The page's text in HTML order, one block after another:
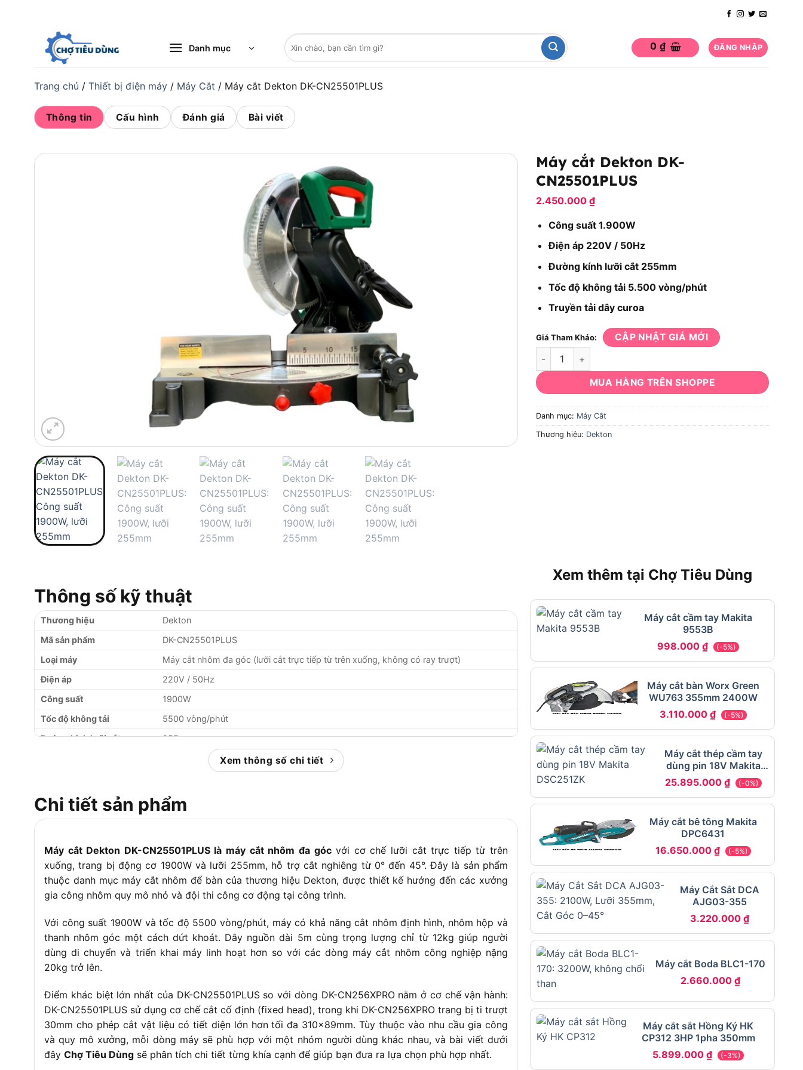
Danh mục
Tìm
kiếm:
0 ₫ ĐĂNG NHẬP
Trang chủ / Thiết bị điện máy / Máy Cắt / Máy cắt Dekton DK-CN25501PLUS
Thông tin Cấu hình Đánh giá Bài viết
Máy cắt Dekton DK-
CN25501PLUS
2.450.000 ₫
Công suất 1.900W
Điện áp 220V / 50Hz
Đường kính lưỡi cắt 255mm
Tốc độ không tải 5.500 vòng/phút
Truyền tải dây curoa
Giá Tham Khảo: CẬP NHẬT GIÁ MỚI
Máy cắt Dekton DK-CN25501PLUS số lượng
MUA HÀNG TRÊN SHOPPE
Danh mục: Máy Cắt
Thương hiệu: Dekton
Thông số kỹ thuật
Thương hiệu
Dekton
Mã sản phẩm
DK-CN25501PLUS
Loại máy
Máy cắt nhôm đa góc (lưỡi cắt trực tiếp từ trên xuống, không có ray trượt)
Điện áp
220V / 50Hz
Công suất
1900W
Tốc độ không tải
5500 vòng/phút
Đường kính lưỡi cắt
255mm
Chiều dài dây nguồn
5m
Trọng lượng máy
Khoảng 12kg đến 14.5kg (tùy phụ kiện lắp kèm)
Xem thông số chi tiết
Chi tiết sản phẩm
Máy cắt Dekton DK-CN25501PLUS là máy cắt nhôm đa gócvới cơ chế lưỡi cắt trực tiếp từ trên
xuống, trang bị động cơ 1900W và lưỡi 255mm, hỗ trợ cắt nghiêng từ 0° đến 45°. Đây là sản phẩm
thuộc danh mục máy cắt nhôm để bàn của thương hiệu Dekton, được thiết kế hướng đến các xưởng
gia công nhôm quy mô nhỏ và đội thi công cơ động tại công trình.
Với công suất 1900W và tốc độ 5500 vòng/phút, máy có khả năng cắt nhôm định hình, nhôm hộp và
thanh nhôm góc một cách dứt khoát. Dây nguồn dài 5m cùng trọng lượng chỉ từ 12kg giúp người
dùng di chuyển và triển khai máy linh hoạt hơn so với các dòng máy cắt nhôm công nghiệp nặng
20kg trở lên.
Điểm khác biệt lớn nhất của DK-CN25501PLUS so với dòng DK-CN256XPRO nằm ở cơ chế vận hành:
DK-CN25501PLUS sử dụng cơ chế cắt cố định (fixed head), trong khi DK-CN256XPRO trang bị ti trượt
30mm cho phép cắt vật liệu có tiết diện lớn hơn tối đa 310x89mm. Tùy thuộc vào nhu cầu gia công
và quy mô xưởng, mỗi dòng máy sẽ phù hợp với một nhóm người dùng khác nhau, và bài viết dưới
đây Chợ Tiêu Dùng sẽ phân tích chi tiết từng khía cạnh để giúp bạn đưa ra lựa chọn phù hợp nhất.
Xem thêm tại Chợ Tiêu Dùng
Máy cắt cầm tay Makita
9553B
998.000₫ (-5%)
Máy cắt bàn Worx Green
WU763 355mm 2400W
3.110.000 ₫ (-5%)
Máy cắt thép cầm tay
dùng pin 18V Makita
DSC251ZK
25.895.000 ₫ (-0%)
Máy cắt bê tông Makita
DPC6431
16.650.000 ₫ (-5%)
Máy Cắt Sắt DCA
AJG03-355
3.220.000 ₫
Máy cắt Boda BLC1-170
2.660.000₫
Máy cắt sắt Hồng Ký HK
CP312 3HP 1pha 350mm
5.899.000₫ (-3%)